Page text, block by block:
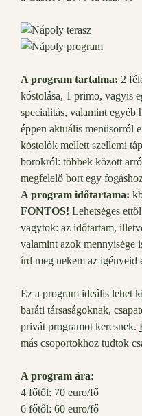
A program tartalma: 2
kóstolása, 1 primo, vagyis
specialitás, valamint
éppen aktuális menüsorról
kóstolók mellett szellemi
borokról: többek között
megfelelő bort egy
A program időtartama:
FONTOS! Lehetséges
vagytok: az időtartam,
valamint azok mennyisége
írd meg nekem az igényeid
Ez a program ideális lehet
baráti társaságoknak,
privát programot keresnek.
más csoportokhoz tudtok
A program ára:
4 főtől: 70 euro/fő
6 főtől: 60 euro/fő